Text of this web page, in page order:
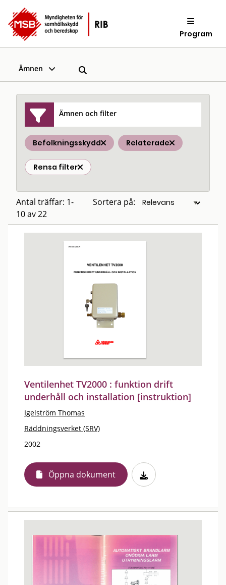
Program
Ämnen
Ämnen och filter
Befolkningsskydd Relaterade
Rensa filter
Antal träffar: 1-
10 av 22
Sortera på:
Ventilenhet TV2000 : funktion drift
underhåll och installation [instruktion]
Igelström Thomas
Räddningsverket (SRV)
2002
Öppna dokument